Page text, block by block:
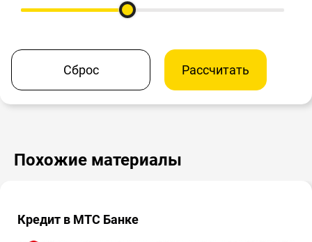
Сброс Рассчитать
Похожие материалы
Кредит в МТС Банке